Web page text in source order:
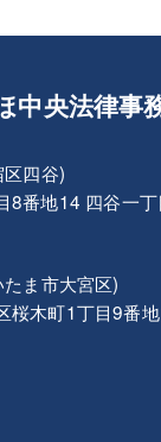
中央法律事
四谷)
8番地14 四谷一
ま市大宮区)
桜木町1丁目9番